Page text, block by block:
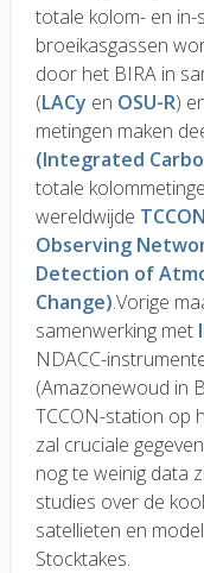
totale kolom- en
broeikasgassen
door het BIRA in
(LACy en OSU-R)
metingen maken
(Integrated
totale
wereldwijde
Observing
Detection of
Change).Vorige
samenwerking met
NDACC-
(Amazonewoud in
TCCON-station op
zal cruciale
nog te weinig data
studies over de
satellieten en
Stocktakes.